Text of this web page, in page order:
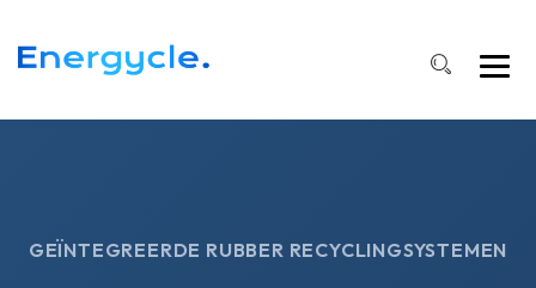
GEÏNTEGREERDE RUBBER RECYCLINGSYSTEMEN